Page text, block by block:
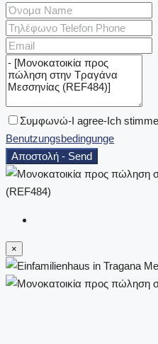
Συμφωνώ-I agree-Ich
Benutzungsbedingunge
Αποστολή - Send
×